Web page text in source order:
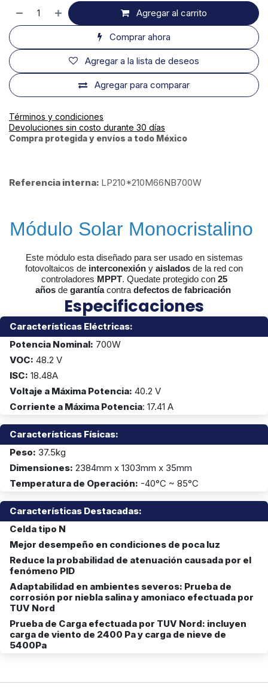
Agregar al carrito
Comprar ahora
Agregar para comparar
Agregar a la lista de deseos
Términos y condiciones
Devoluciones sin costo durante 30 días
Compra protegida y envíos a todo México
Referencia interna: LP210*210M66NB700W
Módulo Solar Monocristalino
Este módulo esta diseñado para ser usado en sistemas
fotovoltaicos de interconexión y aislados de la red con
controladores MPPT. Quedate protegido con 25
añosde garantíacontra defectos de fabricación
Especificaciones
Características Eléctricas:
Potencia Nominal: 700W
VOC: 48.2 V
ISC: 18.48A
Voltaje a Máxima Potencia: 40.2 V
Corriente a Máxima Potencia: 17.41 A
Características Físicas:
Peso: 37.5kg
Dimensiones: 2384mm x 1303mm x 35mm
Temperatura de Operación: -40°C ~ 85°C
Características Destacadas:
Celda tipo N
Mejor desempeño en condiciones de poca luz
Reduce la probabilidad de atenuación causada por el
fenómeno PID
Adaptabilidad en ambientes severos: Prueba de
corrosión por niebla salina y amoniaco efectuada por
TUV Nord
Prueba de Carga efectuada por TUV Nord: incluyen
carga de viento de 2400 Pa y carga de nieve de
5400Pa